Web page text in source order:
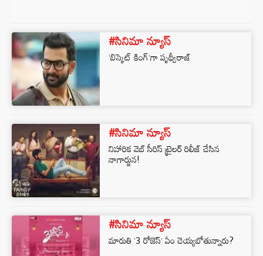
#సినిమా న్యూస్
‘బిస్కెట్ కింగ్’గా పృథ్వీరాజ్
#సినిమా న్యూస్
నిహారిక వెబ్ సీరిస్ ట్రైలర్ రిలీజ్ చేసిన
నాగార్జున!
#సినిమా న్యూస్
మారుతి ‘3 రోజెస్’ ఏం చెయ్యబోతున్నారు?